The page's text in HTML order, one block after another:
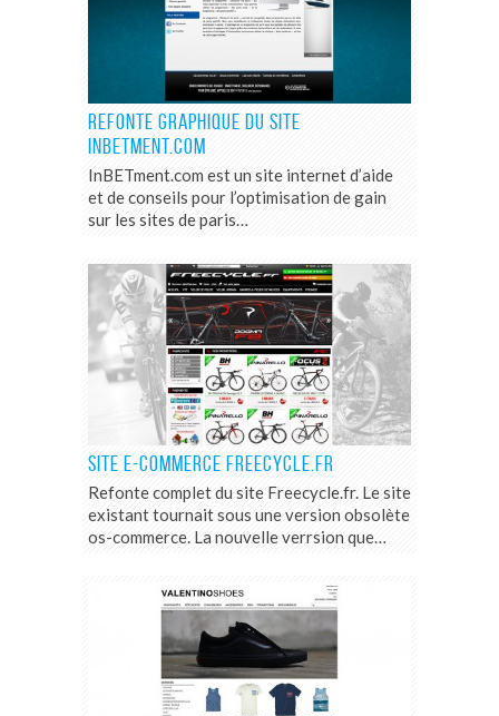
REFONTE GRAPHIQUE DU SITE
INBETMENT.COM
InBETment.com est un site internet d’aide
et de conseils pour l’optimisation de gain
sur les sites de paris…
SITE E-COMMERCE FREECYCLE.FR
Refonte complet du site Freecycle.fr. Le site
existant tournait sous une version obsolète
os-commerce. La nouvelle verrsion que…